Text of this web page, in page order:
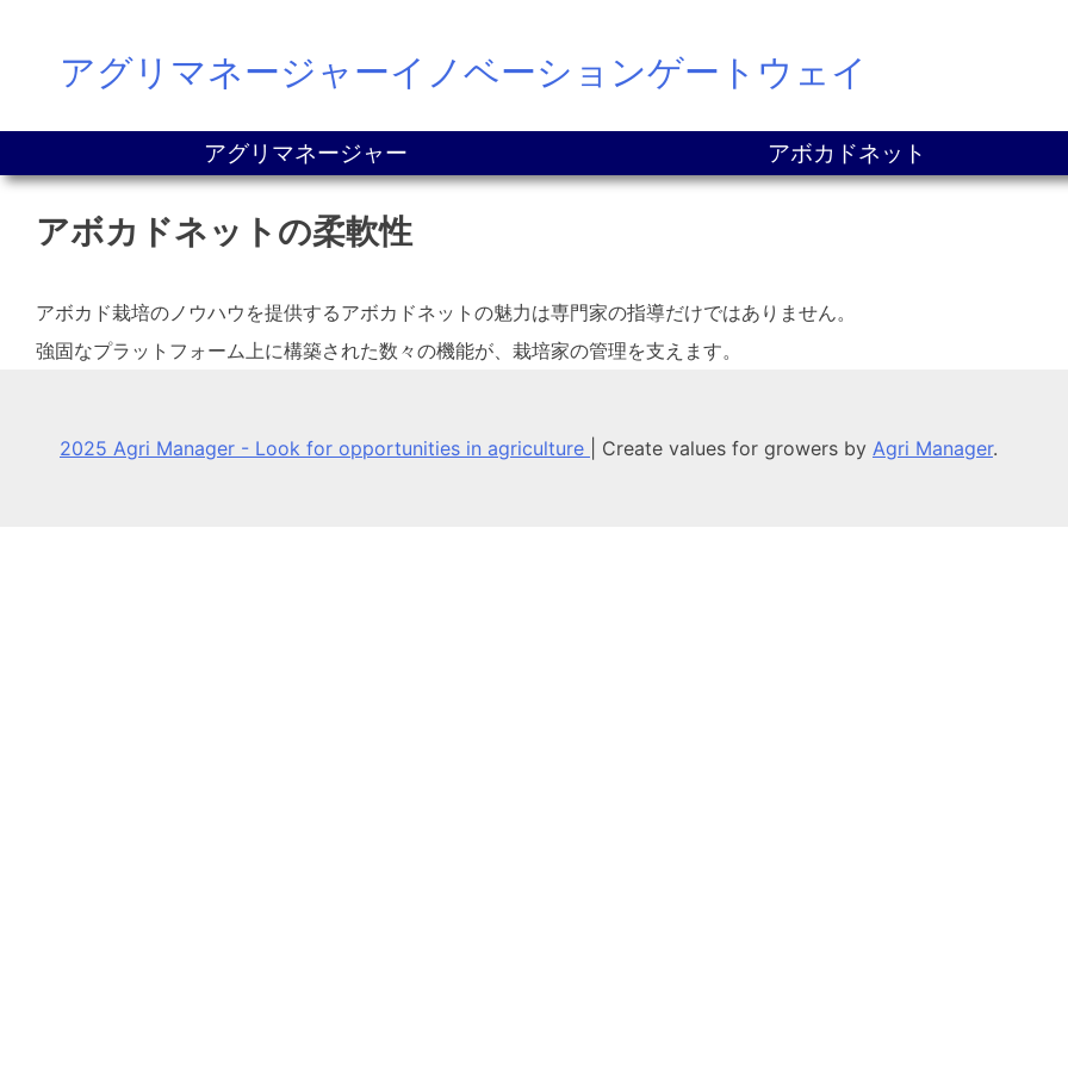
content
アグリマネージャーイノベーションゲートウェイ
アグリマネージャー アボカドネット
アボカドネットの柔軟性
アボカド栽培のノウハウを提供するアボカドネットの魅力は専門家の指導だけではありません。
強固なプラットフォーム上に構築された数々の機能が、栽培家の管理を支えます。
2025 Agri Manager - Look for opportunities in agriculture Create values for growers by Agri Manager.